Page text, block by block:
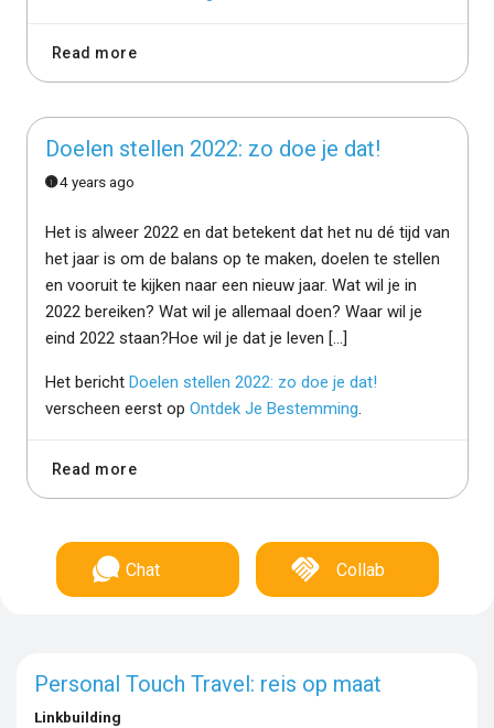
Read more
Doelen stellen 2022: zo doe je dat!
4 years ago
Het is alweer 2022 en dat betekent dat het nu dé tijd van
het jaar is om de balans op te maken, doelen te stellen
en vooruit te kijken naar een nieuw jaar. Wat wil je in
2022 bereiken? Wat wil je allemaal doen? Waar wil je
eind 2022 staan?Hoe wil je dat je leven […]
Het bericht Doelen stellen 2022: zo doe je dat!
verscheen eerst op Ontdek Je Bestemming
Read more
Chat Collab
Personal Touch Travel: reis op maat
Linkbuilding